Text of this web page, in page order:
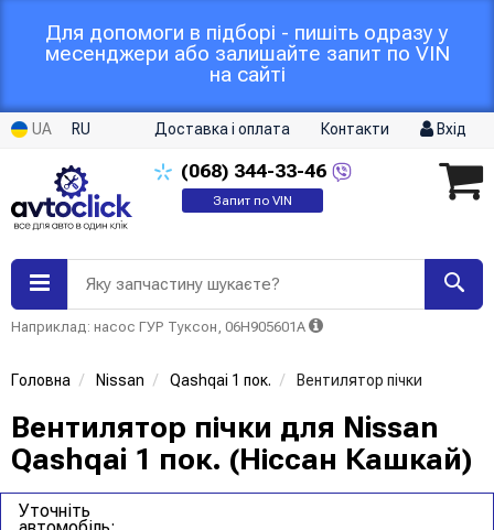
Для допомоги в підборі - пишіть одразу у
месенджери або залишайте запит по VIN
на сайті
UA RU Доставка і оплата Контакти Вхід
(068) 344-33-46
Запит по VIN
Яку запчастину шукаєте?
Наприклад: насос ГУР Туксон, 06H905601A
Головна Nissan Qashqai 1 пок. Вентилятор пічки
Вентилятор пічки для Nissan
Qashqai 1 пок. (Ніссан Кашкай)
Уточніть